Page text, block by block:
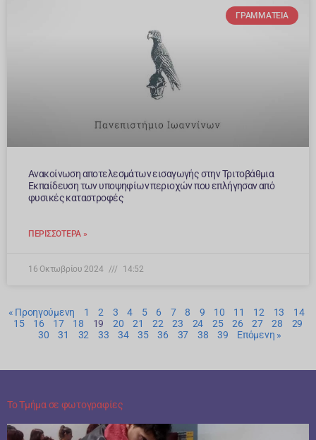
ΓΡΑΜΜΑΤΕΊΑ
Ανακοίνωση αποτελεσμάτων εισαγωγής στην Τριτοβάθμια
Εκπαίδευση των υποψηφίων περιοχών που επλήγησαν από
φυσικές καταστροφές
ΠΕΡΙΣΣΌΤΕΡΑ »
16 Οκτωβρίου 2024 14:52
« Προηγούμενη 1 2 3 4 5 6 7 8 9 10 11 12 13
14
15
16 17 18 19 20 21 22 23 24 25 26 27 28
29
30
31 32 33 34 35 36 37 38 39 Επόμενη »
Το Τμήμα σε φωτογραφίες